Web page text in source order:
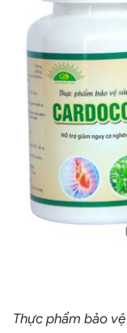
Thực phẩm bảo